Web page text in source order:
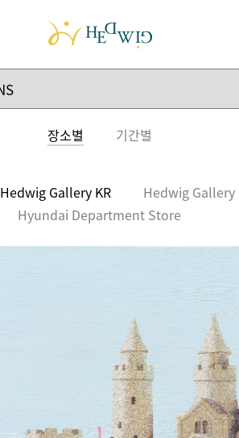
장소별 기간별
Hedwig Gallery KR
Hedwig Gallery
Hyundai Department Store